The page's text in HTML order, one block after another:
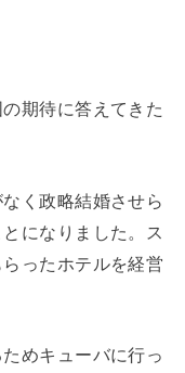
期待に答えてきた
く政略結婚させら
になりました。ス
ったホテルを経営
めキューバに行っ